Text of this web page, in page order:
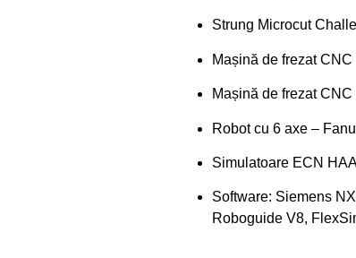
Strung Microcut
Mașină de frezat
Mașină de frezat
Robot cu 6 axe –
Simulatoare ECN
Software: Siemens
Roboguide V8,